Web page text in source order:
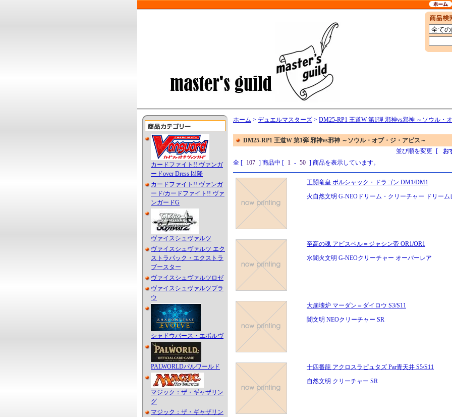
カードファイト!! ヴァンガ
ードover Dress 以降
カードファイト!! ヴァンガ
ード/カードファイト!! ヴァ
ンガードG
ヴァイスシュヴァルツ
ヴァイスシュヴァルツ エク
ストラパック・エクストラ
ブースター
ヴァイスシュヴァルツロゼ
ヴァイスシュヴァルツブラ
ウ
シャドウバース・エボルヴ
PALWORLDパルワールド
マジック：ザ・ギャザリン
グ
マジック：ザ・ギャザリン
ホーム > デュエルマスターズ > DM25-RP1 王道W 第1弾 邪神vs邪神 ～ソウル・
DM25-RP1 王道W 第1弾 邪神vs邪神 ～ソウル・オブ・ジ・アビス～
並び順を変更 [ お
全 [ 107 ] 商品中 [ 1 - 50 ] 商品を表示しています。
王闘竜皇 ボルシャック・ドラゴン DM1/DM1
火自然文明 G-NEOドリーム・クリーチャー ドリーム
至高の魂 アビスベル＝ジャシン帝 OR1/OR1
水闇火文明 G-NEOクリーチャー オーバーレア
大崩壊炉 マーダン＝ダイロウ S3/S11
闇文明 NEOクリーチャー SR
十四番龍 アクロスラピュタズ Par青天井 S5/S11
自然文明 クリーチャー SR